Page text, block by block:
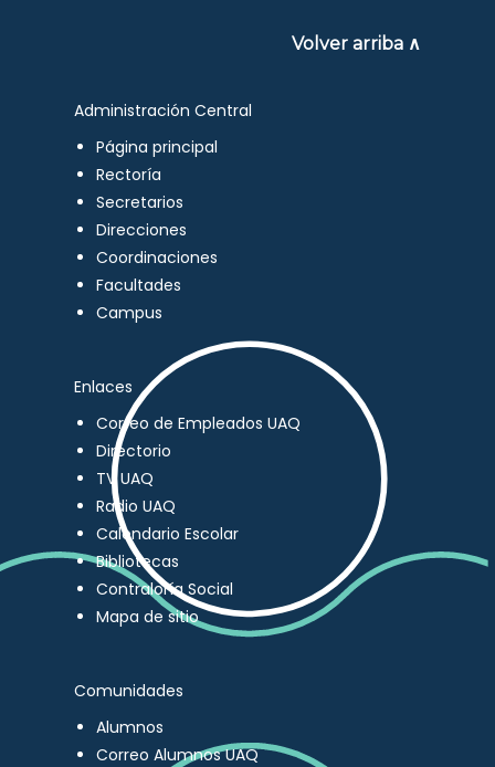
Volver arriba ∧
Administración Central
Página principal
Rectoría
Secretarios
Direcciones
Coordinaciones
Facultades
Campus
Enlaces
Correo de Empleados UAQ
Directorio
TV UAQ
Radio UAQ
Calendario Escolar
Bibliotecas
Contraloría Social
Mapa de sitio
Comunidades
Alumnos
Correo Alumnos UAQ